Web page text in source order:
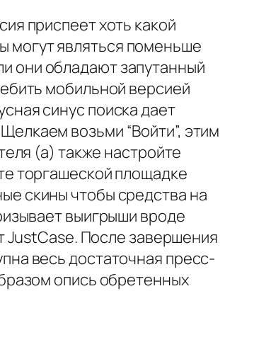
приспеет хоть какой
могут являться поменьше
они обладают запутанный
мобильной версией
синус поиска дает
возьми “Войти”, этим
(а) также настройте
торгашеской площадке
скины чтобы средства на
выигрыши вроде
JustCase. После завершения
весь достаточная пресс-
опись обретенных